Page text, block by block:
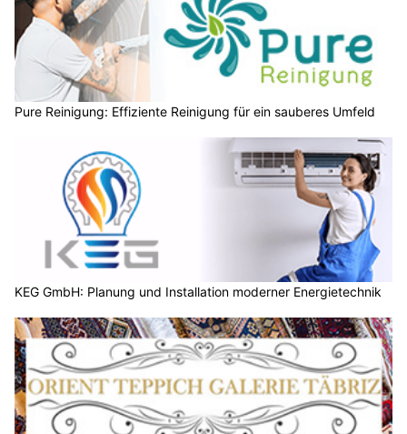
Pure Reinigung: Effiziente Reinigung für ein sauberes Umfeld
KEG GmbH: Planung und Installation moderner Energietechnik